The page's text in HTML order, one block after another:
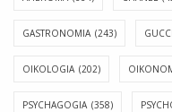
GASTRONOMIA (243) GUCCI
OIKOLOGIA (202)
PSYCHAGOGIA (358)